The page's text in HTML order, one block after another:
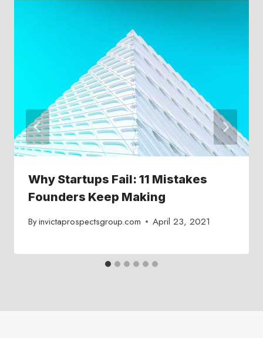
Why Startups Fail: 11 Mistakes
Founders Keep Making
Byinvictaprospectsgroup.com April 23, 2021